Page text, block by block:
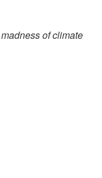
of climate